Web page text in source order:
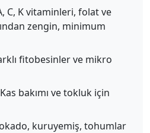
C, K vitaminleri, folat ve
zengin, minimum
fitobesinler ve mikro
Kas bakımı ve tokluk için
kuruyemiş, tohumlar